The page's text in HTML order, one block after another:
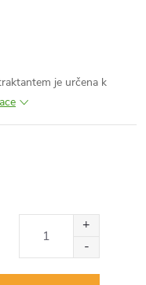
je určena k